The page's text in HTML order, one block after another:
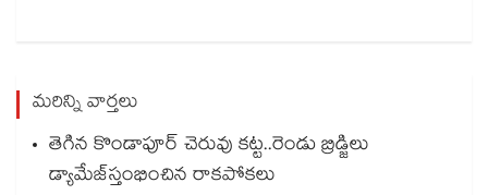
మరిన్ని వార్తలు
తెగిన కొండాపూర్‌‌‌‌ చెరువు కట్ట..రెండు బ్రిడ్జి‌‌‌‌లు
డ్యామేజ్‌‌‌‌‌‌‌‌స్తంభించిన రాకపోకలు ‌‌‌‌